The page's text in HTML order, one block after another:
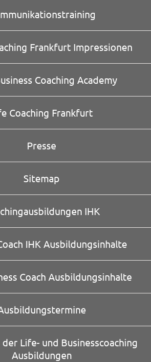
Frankfurt Impressionen
Coaching Academy
Coaching Frankfurt
Presse
Sitemap
IHK
IHK Ausbildungsinhalte
Coach Ausbildungsinhalte
der Life- und Businesscoaching
Ausbildungen